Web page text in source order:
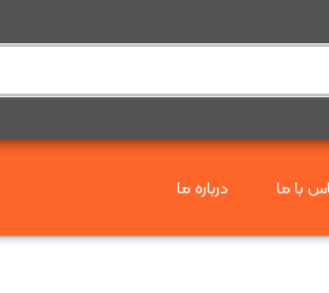
با ما درباره ما